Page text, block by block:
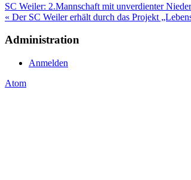
SC Weiler: 2.Mannschaft mit unverdienter
« Der SC Weiler erhält durch das Projekt
Administration
Anmelden
Atom